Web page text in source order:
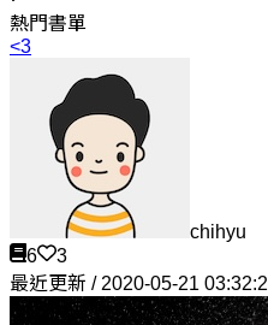
熱門書單
<3
chihyu
6
3
最近更新 / 2020-05-21